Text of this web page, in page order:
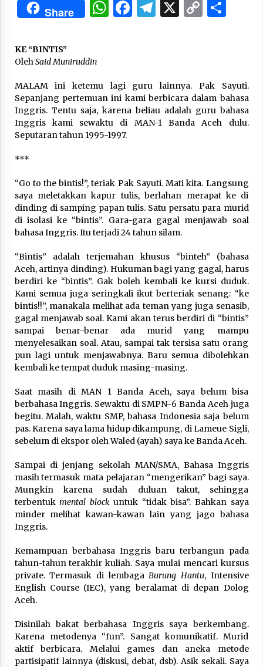
“Pohon Kehidupan”: Mati Dulu, Baru Hidup
3 months ago
“Manusia Digital”: Cerdas Lewat Sinyal
“Allahukrasi”: The Power of Management!
3 months ago
Manusia Visioner dan Beretika
3 months ago
Takut Mati
3 months ago
Said Muniruddin Latih Mental dan Spiritual 80
Siswa YPHC
3 months ago
Said Muniruddin Beri Pelatihan dan Motivasi
untuk 179 Guru Diniyah Disdikbud Kota Banda
Aceh
4 months ago
Kepemimpinan Bisnis
4 months ago
Eksistensi Iran dalam Tiga Ayat: Memahami
Aliansi Yahudi dan Kristen dalam Dinamika
4 months ago
Share WhatsApp
Facebook
Telegram
X Copy
KE “BINTIS”
Oleh Said Muniruddin
MALAM ini ketemu lagi guru lainnya. Pak Sayuti.
Sepanjang pertemuan ini kami berbicara dalam bahasa
Inggris. Tentu saja, karena beliau adalah guru bahasa
Inggris kami sewaktu di MAN-1 Banda Aceh dulu.
Seputaran tahun 1995-1997.
***
“Go to the bintis!”, teriak Pak Sayuti. Mati kita. Langsung
saya meletakkan kapur tulis, berlahan merapat ke di
dinding di samping papan tulis. Satu persatu para murid
di isolasi ke “bintis”. Gara-gara gagal menjawab soal
bahasa Inggris. Itu terjadi 24 tahun silam.
“Bintis” adalah terjemahan khusus “binteh” (bahasa
Aceh, artinya dinding). Hukuman bagi yang gagal, harus
berdiri ke “bintis”. Gak boleh kembali ke kursi duduk.
Kami semua juga seringkali ikut berteriak senang: “ke
bintis!!”, manakala melihat ada teman yang juga senasib,
gagal menjawab soal. Kami akan terus berdiri di “bintis”
sampai benar-benar ada murid yang mampu
menyelesaikan soal. Atau, sampai tak tersisa satu orang
pun lagi untuk menjawabnya. Baru semua dibolehkan
kembali ke tempat duduk masing-masing.
Saat masih di MAN 1 Banda Aceh, saya belum bisa
berbahasa Inggris. Sewaktu di SMPN-6 Banda Aceh juga
begitu. Malah, waktu SMP, bahasa Indonesia saja belum
pas. Karena saya lama hidup dikampung, di Lameue Sigli,
sebelum di ekspor oleh Waled (ayah) saya ke Banda Aceh.
Sampai di jenjang sekolah MAN/SMA, Bahasa Inggris
masih termasuk mata pelajaran “mengerikan” bagi saya.
Mungkin karena sudah duluan takut, sehingga
terbentukmental block untuk “tidak bisa”. Bahkan saya
minder melihat kawan-kawan lain yang jago bahasa
Inggris.
Kemampuan berbahasa Inggris baru terbangun pada
tahun-tahun terakhir kuliah. Saya mulai mencari kursus
private. Termasuk di lembaga Burung Hantu, Intensive
English Course (IEC), yang beralamat di depan Dolog
Aceh.
Disinilah bakat berbahasa Inggris saya berkembang.
Karena metodenya “fun”. Sangat komunikatif. Murid
aktif berbicara. Melalui games dan aneka metode
partisipatif lainnya (diskusi, debat, dsb). Asik sekali. Saya